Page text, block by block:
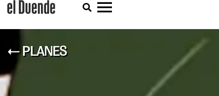
← PLANES